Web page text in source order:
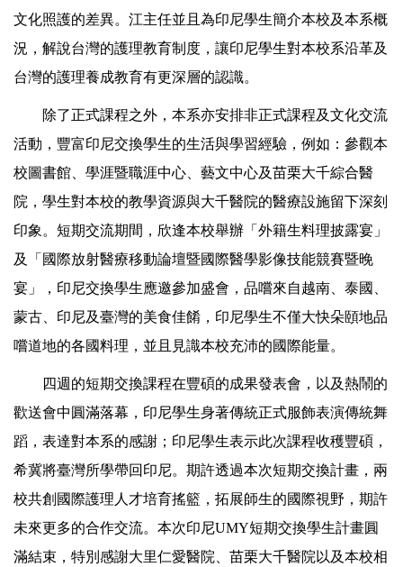
文化照護的差異。江主任並且為印尼學生簡介本校及本系概
況，解說台灣的護理教育制度，讓印尼學生對本校系沿革及
台灣的護理養成教育有更深層的認識。
除了正式課程之外，本系亦安排非正式課程及文化交流
活動，豐富印尼交換學生的生活與學習經驗，例如：參觀本
校圖書館、學涯暨職涯中心、藝文中心及苗栗大千綜合醫
院，學生對本校的教學資源與大千醫院的醫療設施留下深刻
印象。短期交流期間，欣逢本校舉辦「外籍生料理披露宴」
及「國際放射醫療移動論壇暨國際醫學影像技能競賽暨晚
宴」，印尼交換學生應邀參加盛會，品嚐來自越南、泰國、
蒙古、印尼及臺灣的美食佳餚，印尼學生不僅大快朵頤地品
嚐道地的各國料理，並且見識本校充沛的國際能量。
四週的短期交換課程在豐碩的成果發表會，以及熱鬧的
歡送會中圓滿落幕，印尼學生身著傳統正式服飾表演傳統舞
蹈，表達對本系的感謝；印尼學生表示此次課程收穫豐碩，
希冀將臺灣所學帶回印尼。期許透過本次短期交換計畫，兩
校共創國際護理人才培育搖籃，拓展師生的國際視野，期許
未來更多的合作交流。本次印尼UMY短期交換學生計畫圓
滿結束，特別感謝大里仁愛醫院、苗栗大千醫院以及本校相